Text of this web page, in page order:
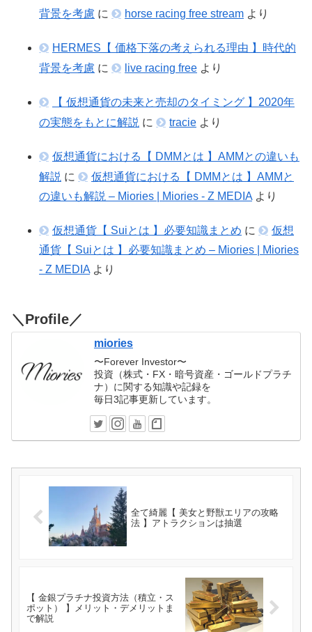
背景を考慮 に horse racing free stream より
HERMES【 価格下落の考えられる理由 】時代的
背景を考慮 に live racing free より
【 仮想通貨の未来と売却のタイミング 】2020年
の実態をもとに解説 に tracie より
仮想通貨における【 DMMとは 】AMMとの違いも
解説 に
仮想通貨における【 DMMとは 】AMMと
の違いも解説 – Miories | Miories - Z MEDIA より
仮想通貨【 Suiとは 】必要知識まとめ に
仮想
通貨【 Suiとは 】必要知識まとめ – Miories | Miories
- Z MEDIA より
＼Profile／
miories
〜Forever Investor〜
投資（株式・FX・暗号資産・ゴールドプラチ
ナ）に関する知識や記録を
毎日3記事更新しています。
全て綺麗【 美女と野獣エリアの攻略
法 】アトラクションは抽選
【 金銀プラチナ投資方法（積立・ス
ポット） 】メリット・デメリットま
で解説